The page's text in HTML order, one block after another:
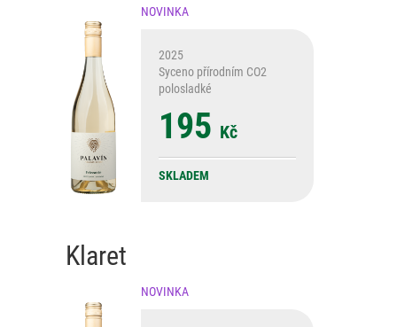
NOVINKA
2025
Syceno přírodním CO2
polosladké
195 Kč
SKLADEM
Klaret
NOVINKA